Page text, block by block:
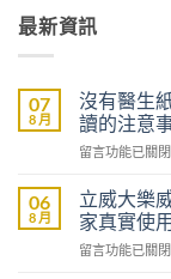
最新資訊
07
8 月
沒有醫生
讀的注意
在
有
醫
生
紙
留言功能已關閉
06
8 月
立威大樂
家真實使
在
留言功能已關閉